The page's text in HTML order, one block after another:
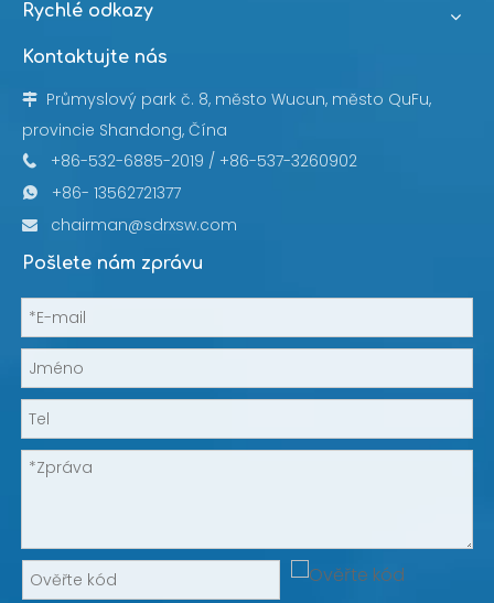
Rychlé odkazy
Kontaktujte nás

Průmyslový park č. 8, město Wucun, město QuFu,
provincie Shandong, Čína
 +86-532-6885-2019 / +86-537-3260902
 +86- 13562721377
 chairman@sdrxsw.com
Pošlete nám zprávu